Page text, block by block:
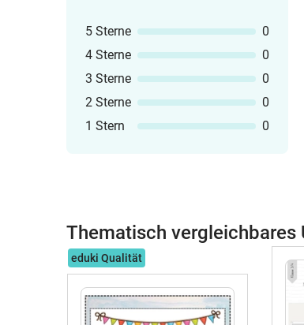
5 Sterne
0
4 Sterne
0
3 Sterne
0
2 Sterne
0
1 Stern
0
Thematisch vergleichbares
eduki Qualität